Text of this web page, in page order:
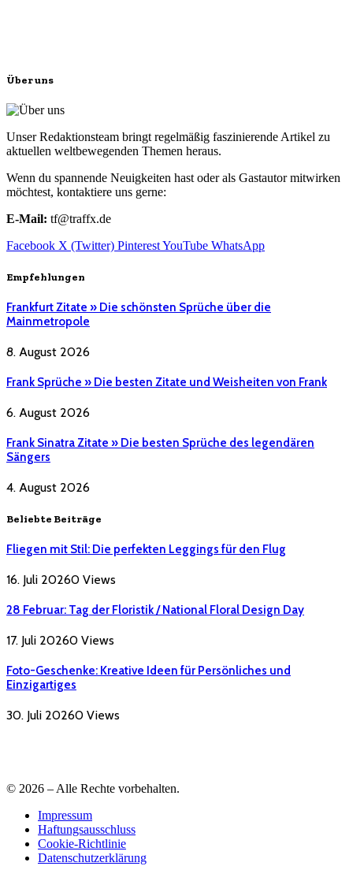
Über uns
Unser Redaktionsteam bringt regelmäßig faszinierende Artikel zu
aktuellen weltbewegenden Themen heraus.
Wenn du spannende Neuigkeiten hast oder als Gastautor mitwirken
möchtest, kontaktiere uns gerne:
E-Mail: tf@traffx.de
Facebook X (Twitter) PinterestYouTube WhatsApp
Empfehlungen
Frankfurt Zitate » Die schönsten Sprüche über die
Mainmetropole
8. August 2026
Frank Sprüche » Die besten Zitate und Weisheiten von Frank
6. August 2026
Frank Sinatra Zitate » Die besten Sprüche des legendären
Sängers
4. August 2026
Beliebte Beiträge
Fliegen mit Stil: Die perfekten Leggings für den Flug
16. Juli 20260 Views
28 Februar: Tag der Floristik / National Floral Design Day
17. Juli 20260 Views
Foto-Geschenke: Kreative Ideen für Persönliches und
Einzigartiges
30. Juli 20260 Views
© 2026 – Alle Rechte vorbehalten.
Impressum
Haftungsausschluss
Cookie-Richtlinie
Datenschutzerklärung